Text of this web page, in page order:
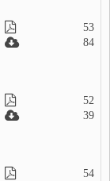
53
84
52
39
54